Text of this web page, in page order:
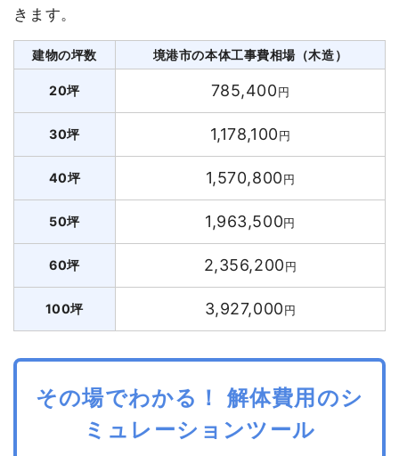
きます。
建物の坪数 境港市の本体工事費相場（木造）
20坪 785,400円
30坪 1,178,100円
40坪 1,570,800円
50坪 1,963,500円
60坪 2,356,200円
100坪 3,927,000円
その場でわかる！ 解体費用のシ
ミュレーションツール